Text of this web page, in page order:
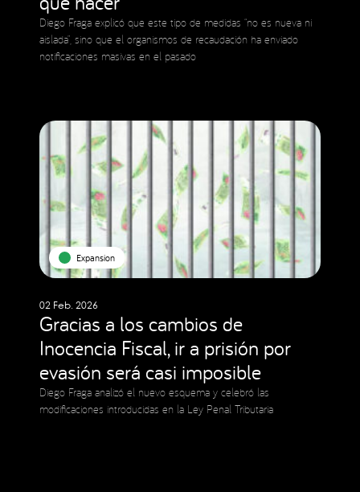
Diego Fraga explicó que este tipo de medidas “no es nueva ni
aislada”, sino que el organismos de recaudación ha enviado
notificaciones masivas en el pasado
Expansion
02 Feb. 2026
Gracias a los cambios de
Inocencia Fiscal, ir a prisión por
evasión será casi imposible
Diego Fraga analizó el nuevo esquema y celebró las
modificaciones introducidas en la Ley Penal Tributaria